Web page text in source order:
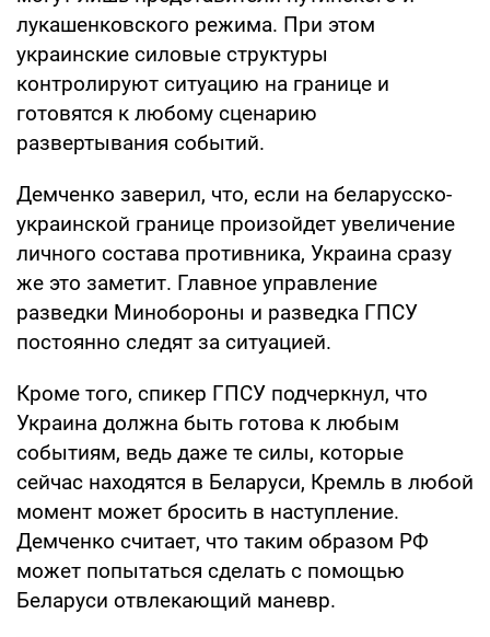
лукашенковского режима. При этом
украинские силовые структуры
контролируют ситуацию на границе и
готовятся к любому сценарию
развертывания событий.
Демченко заверил, что, если на беларусско-
украинской границе произойдет увеличение
личного состава противника, Украина сразу
же это заметит. Главное управление
разведки Минобороны и разведка ГПСУ
постоянно следят за ситуацией.
Кроме того, спикер ГПСУ подчеркнул, что
Украина должна быть готова к любым
событиям, ведь даже те силы, которые
сейчас находятся в Беларуси, Кремль в любой
момент может бросить в наступление.
Демченко считает, что таким образом РФ
может попытаться сделать с помощью
Беларуси отвлекающий маневр.